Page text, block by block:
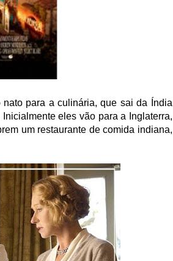
para a culinária, que sai da Índia
eles vão para a Inglaterra,
um restaurante de comida indiana,